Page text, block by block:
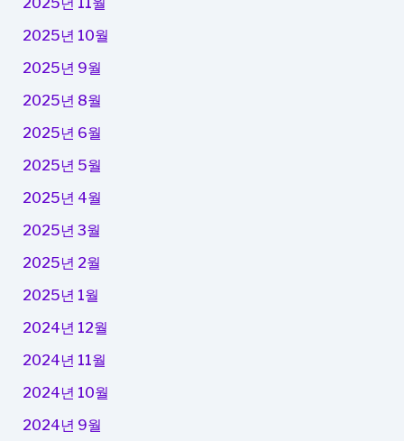
2025년 10월
2025년 9월
2025년 8월
2025년 6월
2025년 5월
2025년 4월
2025년 3월
2025년 2월
2025년 1월
2024년 12월
2024년 11월
2024년 10월
2024년 9월